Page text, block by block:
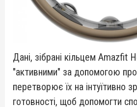
Дані, зібрані кільцем Amazfit
"активними" за допомогою
перетворює їх на інтуїтивно
готовності, щоб допомогти